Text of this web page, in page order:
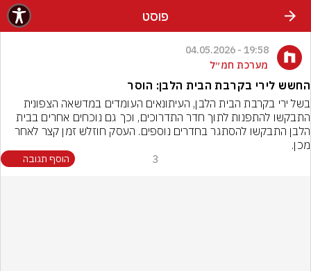
פוסט
19:58 - 04.05.2026
מערכת חמ״ל
החשש לירי בקרבת הבית הלבן: הוסר
התבקשו להתפנות לתוך חדר התדרוכים, וכך גם נוכחים אחרים בבית
מכן.
3 הוסף תגובה